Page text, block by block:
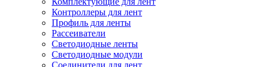
Контроллеры для лент
Профиль для ленты
Рассеиватели
Светодиодные ленты
Светодиодные модули
Соединители для лент